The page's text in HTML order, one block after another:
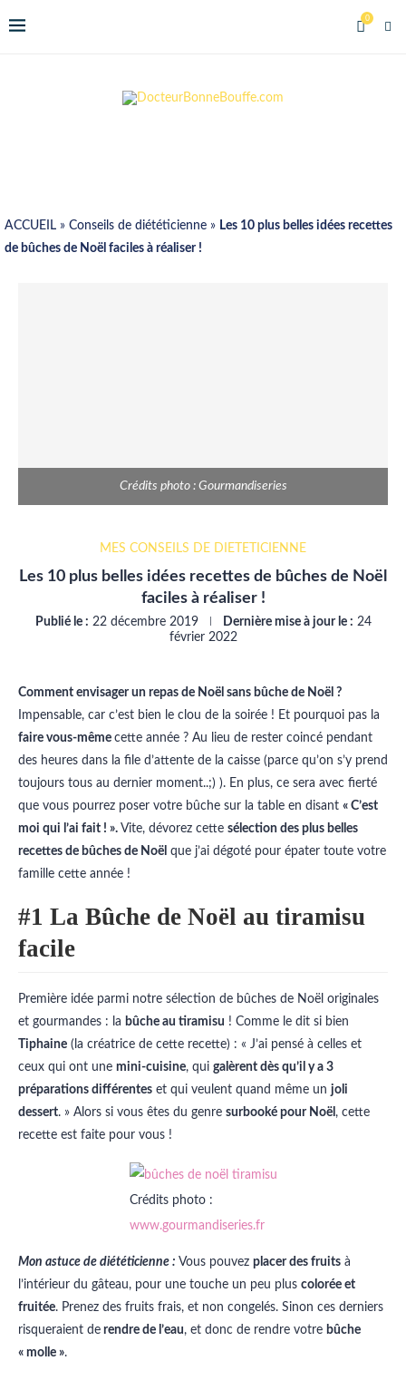
0
ACCUEIL » Conseils de diététicienne » Les 10 plus belles idées recettes
de bûches de Noël faciles à réaliser !
Crédits photo : Gourmandiseries
MES CONSEILS DE DIÉTÉTICIENNE
Les 10 plus belles idées recettes de bûches de Noël
faciles à réaliser !
Publié le : 22 décembre 2019 Dernière mise à jour le : 24
février 2022
Comment envisager un repas de Noël sans bûche de Noël ?
Impensable, car c’est bien le clou de la soirée ! Et pourquoi pas la
faire vous-même cette année ? Au lieu de rester coincé pendant
des heures dans la file d’attente de la caisse (parce qu’on s’y prend
toujours tous au dernier moment..;) ). En plus, ce sera avec fierté
que vous pourrez poser votre bûche sur la table en disant « C’est
moi qui l’ai fait ! ». Vite, dévorez cette sélection des plus belles
recettes de bûches de Noël que j’ai dégoté pour épater toute votre
famille cette année !
#1 La Bûche de Noël au tiramisu
facile
Première idée parmi notre sélection de bûches de Noël originales
et gourmandes : la bûche au tiramisu ! Comme le dit si bien
Tiphaine (la créatrice de cette recette) : « J’ai pensé à celles et
ceux qui ont une mini-cuisine, qui galèrent dès qu’il y a 3
préparations différentes et qui veulent quand même un joli
dessert. » Alors si vous êtes du genre surbooké pour Noël , cette
recette est faite pour vous !
Crédits photo :
www.gourmandiseries.fr
Mon astuce de diététicienne : Vous pouvez placer des fruits à
l’intérieur du gâteau, pour une touche un peu plus colorée et
fruitée. Prenez des fruits frais, et non congelés. Sinon ces derniers
risqueraient de rendre de l’eau, et donc de rendre votre bûche
« molle ».